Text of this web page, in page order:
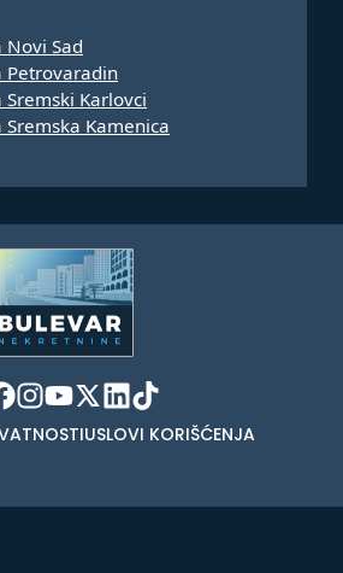
Novi Sad
Petrovaradin
Karlovci
Kamenica
USLOVI KORIŠĆENJA